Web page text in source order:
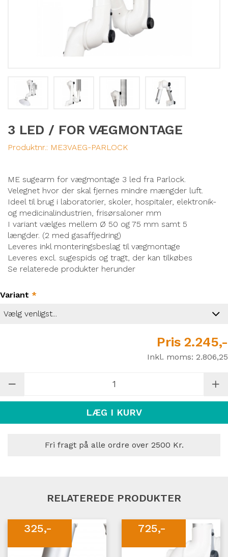
3 LED / FOR VÆGMONTAGE
Produktnr.: ME3VAEG-PARLOCK
ME sugearm for vægmontage 3 led fra Parlock.
Velegnet hvor der skal fjernes mindre mængder luft.
Ideel til brug i laboratorier, skoler, hospitaler, elektronik-
og medicinalindustrien, frisørsaloner mm
I variant vælges mellem Ø 50 og 75 mm samt 5
længder. (2 med gasaffjedring)
Leveres inkl monteringsbeslag til vægmontage
Leveres excl. sugespids og tragt, der kan tilkøbes
Se relaterede produkter herunder
Variant *
Pris 2.245,-
Inkl. moms: 2.806,25
LÆG I KURV
Fri fragt på alle ordre over 2500 Kr.
RELATEREDE PRODUKTER
325,- 725,-